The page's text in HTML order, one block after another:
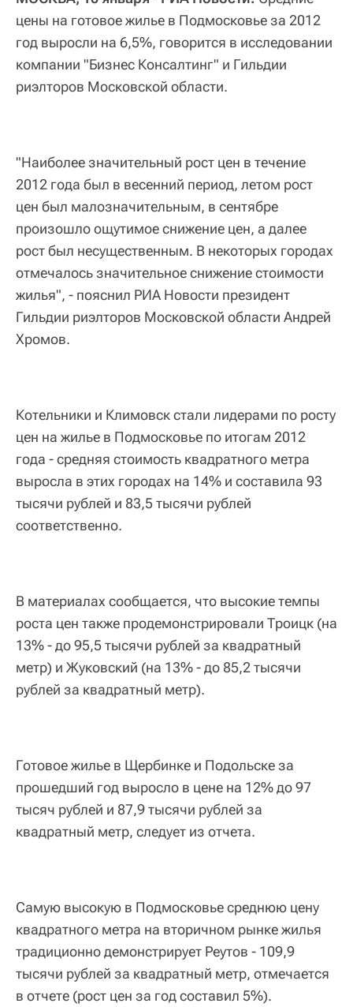
цены на готовое жилье в Подмосковье за 2012
год выросли на 6,5%, говорится в исследовании
компании "Бизнес Консалтинг" и Гильдии
риэлторов Московской области.
"Наиболее значительный рост цен в течение
2012 года был в весенний период, летом рост
цен был малозначительным, в сентябре
произошло ощутимое снижение цен, а далее
рост был несущественным. В некоторых городах
отмечалось значительное снижение стоимости
жилья", - пояснил РИА Новости президент
Гильдии риэлторов Московской области Андрей
Хромов.
Котельники и Климовск стали лидерами по росту
цен на жилье в Подмосковье по итогам 2012
года - средняя стоимость квадратного метра
выросла в этих городах на 14% и составила 93
тысячи рублей и 83,5 тысячи рублей
соответственно.
В материалах сообщается, что высокие темпы
роста цен также продемонстрировали Троицк (на
13% - до 95,5 тысячи рублей за квадратный
метр) и Жуковский (на 13% - до 85,2 тысячи
рублей за квадратный метр).
Готовое жилье в Щербинке и Подольске за
прошедший год выросло в цене на 12% до 97
тысяч рублей и 87,9 тысячи рублей за
квадратный метр, следует из отчета.
Самую высокую в Подмосковье среднюю цену
квадратного метра на вторичном рынке жилья
традиционно демонстрирует Реутов - 109,9
тысячи рублей за квадратный метр, отмечается
в отчете (рост цен за год составил 5%).